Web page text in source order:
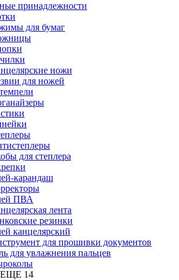
принадлежности
для бумаг
ножи
для ножей
для степлера
карандаш
ПВА
лента
резинки
канцелярский
для прошивки документов
для увлажнения пальцев
14